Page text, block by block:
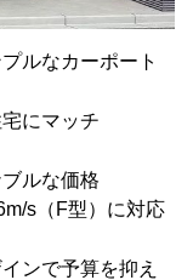
ルなカーポート
にマッチ
ルな価格
s（F型）に対応
ンで予算を抑え